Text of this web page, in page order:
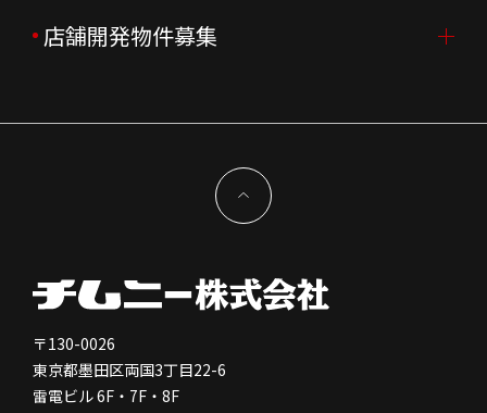
企業理念
新型コロナウイルス対応
決算資料
コーポレートガバナンス
免責事項
株価情報
中途採用
会社を知る
人を知る
はたらく環境
よくあるご質問
FC加盟店募集TOP
独立支援について
FC加盟店お問合せ
店舗開発物件募集
〒130-0026
東京都墨田区両国3丁目22-6
雷電ビル 6F・7F・8F